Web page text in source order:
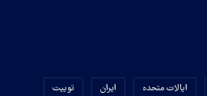
ایالات متحده ایران توییت